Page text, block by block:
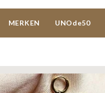
MERKEN UNOde50